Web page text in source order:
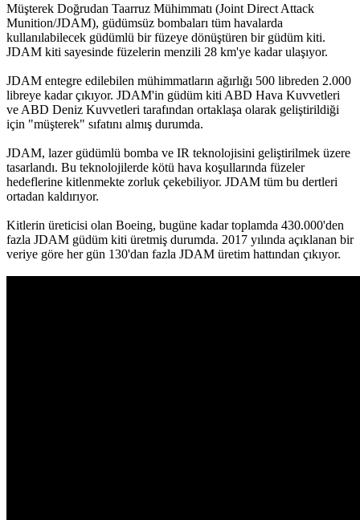
Müşterek Doğrudan Taarruz Mühimmatı (Joint Direct Attack
Munition/JDAM), güdümsüz bombaları tüm havalarda
kullanılabilecek güdümlü bir füzeye dönüştüren bir güdüm kiti.
JDAM kiti sayesinde füzelerin menzili 28 km'ye kadar ulaşıyor.
JDAM entegre edilebilen mühimmatların ağırlığı 500 libreden 2.000
libreye kadar çıkıyor. JDAM'in güdüm kiti ABD Hava Kuvvetleri
ve ABD Deniz Kuvvetleri tarafından ortaklaşa olarak geliştirildiği
için "müşterek" sıfatını almış durumda.
JDAM, lazer güdümlü bomba ve IR teknolojisini geliştirilmek üzere
tasarlandı. Bu teknolojilerde kötü hava koşullarında füzeler
hedeflerine kitlenmekte zorluk çekebiliyor. JDAM tüm bu dertleri
ortadan kaldırıyor.
Kitlerin üreticisi olan Boeing, bugüne kadar toplamda 430.000'den
fazla JDAM güdüm kiti üretmiş durumda. 2017 yılında açıklanan bir
veriye göre her gün 130'dan fazla JDAM üretim hattından çıkıyor.